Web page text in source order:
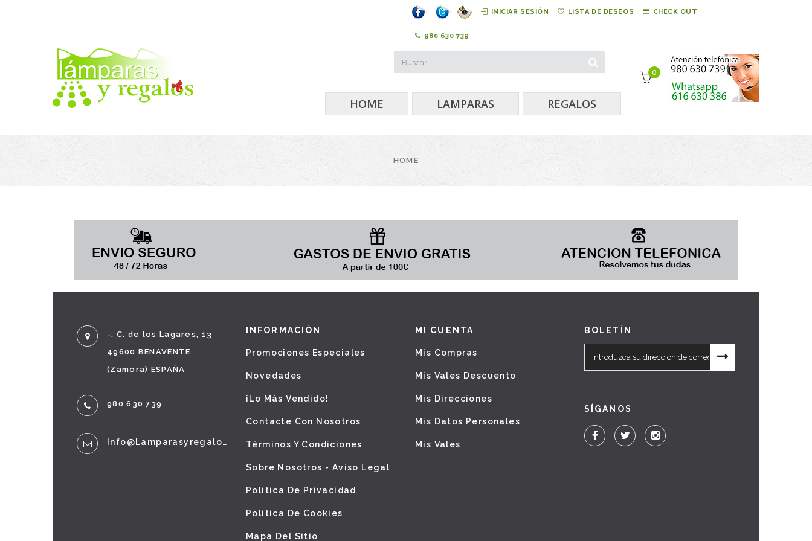
INICIAR SESIÓN LISTA DE DESEOS CHECK OUT
980 630 739
0
HOME LAMPARAS REGALOS
HOME
-, C. de los Lagares, 13
49600 BENAVENTE
(Zamora) ESPAÑA
980 630 739
Info@lamparasyregalos.es
INFORMACIÓN
Promociones Especiales
Novedades
¡Lo Más Vendido!
Contacte Con Nosotros
Términos Y Condiciones
Sobre Nosotros - Aviso Legal
Política De Privacidad
Política De Cookies
Mapa Del Sitio
MI CUENTA
Mis Compras
Mis Vales Descuento
Mis Direcciones
Mis Datos Personales
Mis Vales
BOLETÍN
SÍGANOS